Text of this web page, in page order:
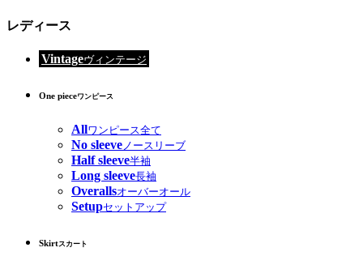
レディース
Vintageヴィンテージ
One pieceワンピース
Allワンピース全て
No sleeveノースリーブ
Half sleeve半袖
Long sleeve長袖
Overallsオーバーオール
Setupセットアップ
Skirtスカート